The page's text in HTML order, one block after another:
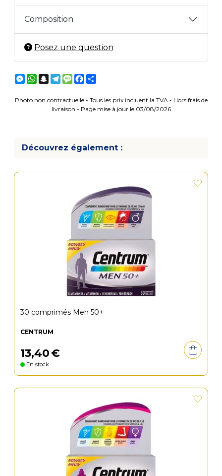
Composition
Posez une question
Messenger
WhatsApp
Snapchat
Telegram
MessageFacebook
Photo non contractuelle - Tous les prix incluent la TVA - Hors frais de
livraison - Page mise à jour le 03/08/2026
Découvrez également :
30 comprimés Men 50+
CENTRUM
13,40€
En stock